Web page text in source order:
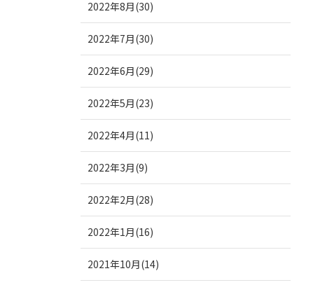
2022年8月(30)
2022年7月(30)
2022年6月(29)
2022年5月(23)
2022年4月(11)
2022年3月(9)
2022年2月(28)
2022年1月(16)
2021年10月(14)